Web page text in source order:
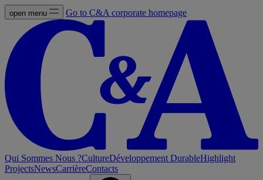
open menu Go to C&A corporate homepage
Qui Sommes Nous ?CultureDéveloppement DurableHighlight
ProjectsNewsCarrièreContacts